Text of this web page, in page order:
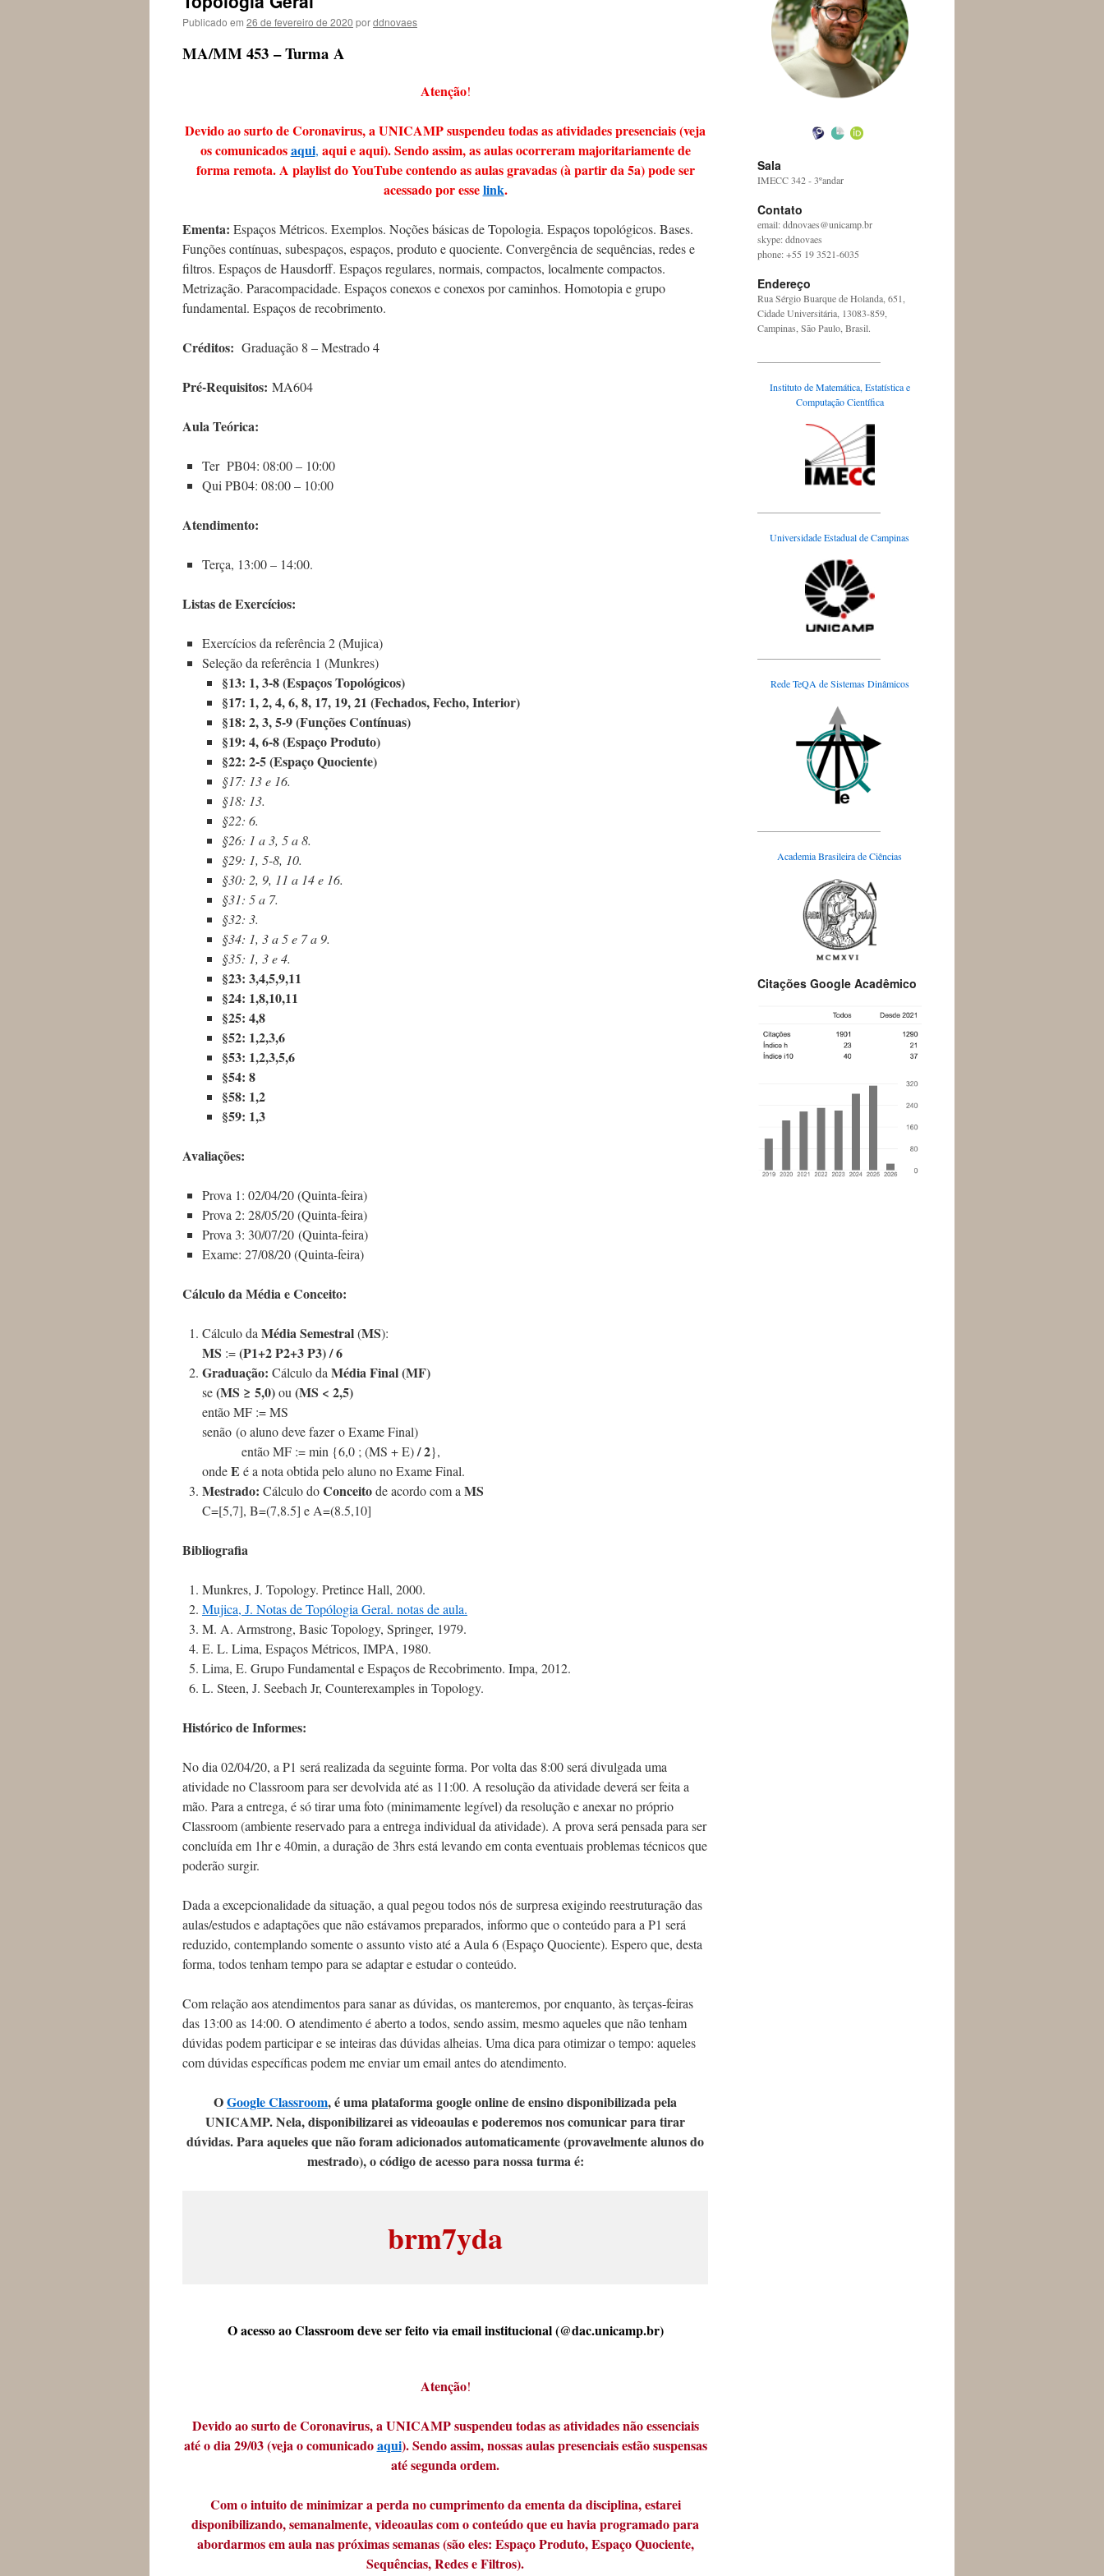
conteúdo
Publicado em 26 de fevereiro de 2020 porddnovaes
MA/MM 453 – Turma A
Atenção!
Devido ao surto de Coronavirus, a UNICAMP suspendeu todas as atividades presenciais (veja
os comunicadosaqui, aqui e aqui). Sendo assim, as aulas ocorreram majoritariamente de
forma remota. A playlist do YouTube contendo as aulas gravadas (à partir da 5a) pode ser
acessado por esselink.
Ementa: Espaços Métricos. Exemplos. Noções básicas de Topologia. Espaços topológicos. Bases.
Funções contínuas, subespaços, espaços, produto e quociente. Convergência de sequências, redes e
filtros. Espaços de Hausdorff. Espaços regulares, normais, compactos, localmente compactos.
Metrização. Paracompacidade. Espaços conexos e conexos por caminhos. Homotopia e grupo
fundamental. Espaços de recobrimento.
Créditos: Graduação 8 – Mestrado 4
Pré-Requisitos: MA604
Aula Teórica:
Ter PB04: 08:00 – 10:00
Qui PB04: 08:00 – 10:00
Atendimento:
Terça, 13:00 – 14:00.
Listas de Exercícios:
Exercícios da referência 2 (Mujica)
Seleção da referência 1 (Munkres)
§13: 1, 3-8 (Espaços Topológicos)
§17: 1, 2, 4, 6, 8, 17, 19, 21 (Fechados, Fecho, Interior)
§18: 2, 3, 5-9 (Funções Contínuas)
§19: 4, 6-8 (Espaço Produto)
§22: 2-5 (Espaço Quociente)
§17: 13 e 16.
§18: 13.
§22: 6.
§26: 1 a 3, 5 a 8.
§29: 1, 5-8, 10.
§30: 2, 9, 11 a 14 e 16.
§31: 5 a 7.
§32: 3.
§34: 1, 3 a 5 e 7 a 9.
§35: 1, 3 e 4.
§23: 3,4,5,9,11
§24: 1,8,10,11
§25: 4,8
§52: 1,2,3,6
§53: 1,2,3,5,6
§54: 8
§58: 1,2
§59: 1,3
Avaliações:
Prova 1: 02/04/20 (Quinta-feira)
Prova 2: 28/05/20 (Quinta-feira)
Prova 3: 30/07/20 (Quinta-feira)
Exame: 27/08/20 (Quinta-feira)
Cálculo da Média e Conceito:
Cálculo da Média Semestral(MS):
MS :=(P1+2 P2+3 P3) / 6
Graduação: Cálculo da Média Final (MF)
se(MS ≥ 5,0)ou (MS < 2,5)
então MF := MS
senão (o aluno deve fazer o Exame Final)
então MF := min {6,0 ; (MS + E)/2},
ondeE é a nota obtida pelo aluno no Exame Final.
Mestrado: Cálculo doConceitode acordo com a MS
C=[5,7], B=(7,8.5] e A=(8.5,10]
Bibliografia
Munkres, J. Topology. Pretince Hall, 2000.
Mujica, J. Notas de Topólogia Geral. notas de aula.
M. A. Armstrong, Basic Topology, Springer, 1979.
E. L. Lima, Espaços Métricos, IMPA, 1980.
Lima, E. Grupo Fundamental e Espaços de Recobrimento. Impa, 2012.
L. Steen, J. Seebach Jr, Counterexamples in Topology.
Histórico de Informes:
No dia 02/04/20, a P1 será realizada da seguinte forma. Por volta das 8:00 será divulgada uma
atividade no Classroom para ser devolvida até as 11:00. A resolução da atividade deverá ser feita a
mão. Para a entrega, é só tirar uma foto (minimamente legível) da resolução e anexar no próprio
Classroom (ambiente reservado para a entrega individual da atividade). A prova será pensada para ser
concluída em 1hr e 40min, a duração de 3hrs está levando em conta eventuais problemas técnicos que
poderão surgir.
Dada a excepcionalidade da situação, a qual pegou todos nós de surpresa exigindo reestruturação das
aulas/estudos e adaptações que não estávamos preparados, informo que o conteúdo para a P1 será
reduzido, contemplando somente o assunto visto até a Aula 6 (Espaço Quociente). Espero que, desta
forma, todos tenham tempo para se adaptar e estudar o conteúdo.
Com relação aos atendimentos para sanar as dúvidas, os manteremos, por enquanto, às terças-feiras
das 13:00 as 14:00. O atendimento é aberto a todos, sendo assim, mesmo aqueles que não tenham
dúvidas podem participar e se inteiras das dúvidas alheias. Uma dica para otimizar o tempo: aqueles
com dúvidas específicas podem me enviar um email antes do atendimento.
OGoogle Classroom, é uma plataforma google online de ensino disponibilizada pela
UNICAMP. Nela, disponibilizarei as videoaulas e poderemos nos comunicar para tirar
dúvidas. Para aqueles que não foram adicionados automaticamente (provavelmente alunos do
mestrado), o código de acesso para nossa turma é:
brm7yda
O acesso ao Classroom deve ser feito via email institucional (@dac.unicamp.br)
Atenção!
Devido ao surto de Coronavirus, a UNICAMP suspendeu todas as atividades não essenciais
até o dia 29/03 (veja o comunicadoaqui). Sendo assim, nossas aulas presenciais estão suspensas
até segunda ordem.
Com o intuito de minimizar a perda no cumprimento da ementa da disciplina, estarei
disponibilizando, semanalmente, videoaulas com o conteúdo que eu havia programado para
abordarmos em aula nas próximas semanas (são eles: Espaço Produto, Espaço Quociente,
Sequências, Redes e Filtros).
Sala
IMECC 342 - 3ºandar
Contato
email: ddnovaes@unicamp.br
skype: ddnovaes
phone: +55 19 3521-6035
Endereço
Rua Sérgio Buarque de Holanda, 651,
Cidade Universitária, 13083-859,
Campinas, São Paulo, Brasil.
Instituto de Matemática, Estatística e
Computação Científica
Universidade Estadual de Campinas
Rede TeQA de Sistemas Dinâmicos
Academia Brasileira de Ciências
Citações Google Acadêmico